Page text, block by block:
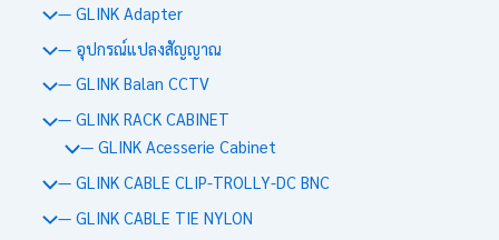
— GLINK Adapter
— อุปกรณ์แปลงสัญญาณ
— GLINK Balan CCTV
— GLINK RACK CABINET
— GLINK Acesserie Cabinet
— GLINK CABLE CLIP-TROLLY-DC BNC
— GLINK CABLE TIE NYLON